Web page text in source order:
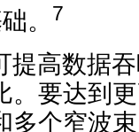
。
7
提高数据
。要达到
多个窄波